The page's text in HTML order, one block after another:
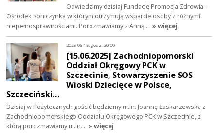
Odwiedzimy dzisiaj Fundację Promocja Zdrowia –
Ośrodek Koniczynka w którym otrzymują wsparcie osoby z różnymi
niepełnosprawnościami. Porozmawiamy z Anną… » więcej
2025-06-15, godz. 20:00
[15.06.2025] Zachodniopomorski
Oddział Okręgowy PCK w
Szczecinie, Stowarzyszenie SOS
Wioski Dziecięce w Polsce,
Szczeciński…
Dzisiaj w Pożytecznych gościć będziemy m.in. Joannę Łaskarzewską z
Zachodniopomorskiego Oddziału Okręgowego PCK w Szczecinie, z
którą porozmawiamy m.in… » więcej